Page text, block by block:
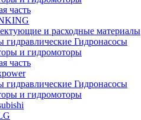
часть
и расходные материалы
гидравлические Гидронасосы
и гидромоторы
часть
гидравлические Гидронасосы
и гидромоторы